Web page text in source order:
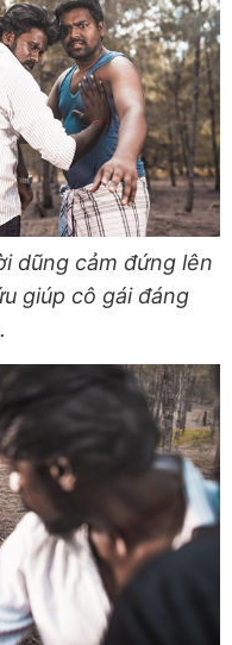
dũng cảm đứng lên
giúp cô gái đáng